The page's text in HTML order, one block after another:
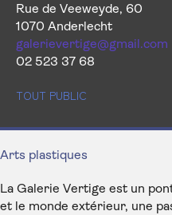
Rue de Veeweyde, 60
1070 Anderlecht
galerievertige@gmail.com
02 523 37 68
TOUT PUBLIC
Arts plastiques
La Galerie Vertige est un
et le monde extérieur, une